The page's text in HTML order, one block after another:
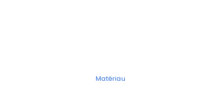
Matériau